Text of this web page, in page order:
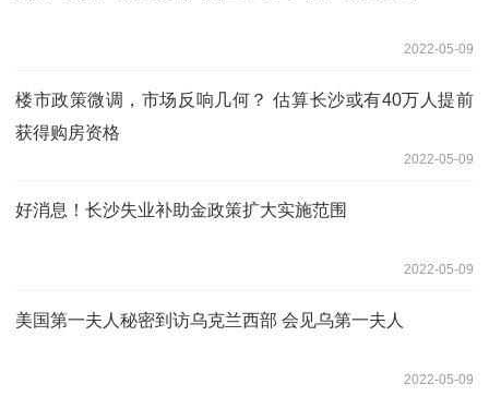
2022-05-09
楼市政策微调，市场反响几何？ 估算长沙或有40万人提前
获得购房资格
2022-05-09
好消息！长沙失业补助金政策扩大实施范围
2022-05-09
美国第一夫人秘密到访乌克兰西部 会见乌第一夫人
2022-05-09